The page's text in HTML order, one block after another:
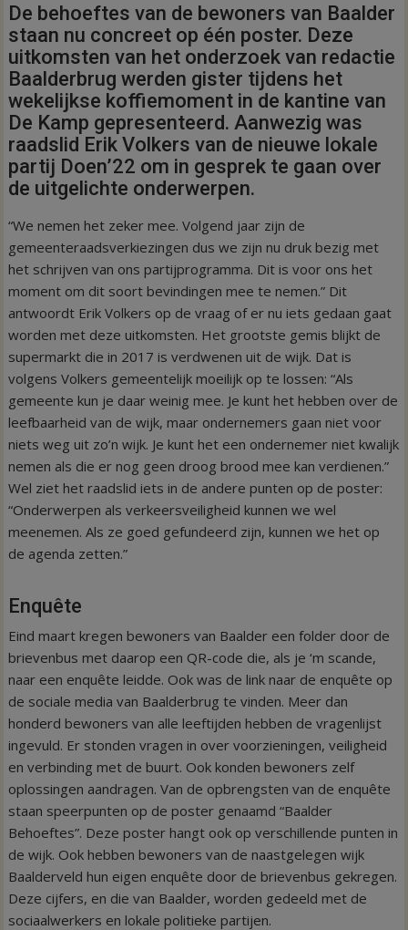
De behoeftes van de bewoners van Baalder
staan nu concreet op één poster. Deze
uitkomsten van het onderzoek van redactie
Baalderbrug werden gister tijdens het
wekelijkse koffiemoment in de kantine van
De Kamp gepresenteerd. Aanwezig was
raadslid Erik Volkers van de nieuwe lokale
partij Doen’22 om in gesprek te gaan over
de uitgelichte onderwerpen.
“We nemen het zeker mee. Volgend jaar zijn de
gemeenteraadsverkiezingen dus we zijn nu druk bezig met
het schrijven van ons partijprogramma. Dit is voor ons het
moment om dit soort bevindingen mee te nemen.” Dit
antwoordt Erik Volkers op de vraag of er nu iets gedaan gaat
worden met deze uitkomsten. Het grootste gemis blijkt de
supermarkt die in 2017 is verdwenen uit de wijk. Dat is
volgens Volkers gemeentelijk moeilijk op te lossen: “Als
gemeente kun je daar weinig mee. Je kunt het hebben over de
leefbaarheid van de wijk, maar ondernemers gaan niet voor
niets weg uit zo’n wijk. Je kunt het een ondernemer niet kwalijk
nemen als die er nog geen droog brood mee kan verdienen.”
Wel ziet het raadslid iets in de andere punten op de poster:
“Onderwerpen als verkeersveiligheid kunnen we wel
meenemen. Als ze goed gefundeerd zijn, kunnen we het op
de agenda zetten.”
Enquête
Eind maart kregen bewoners van Baalder een folder door de
brievenbus met daarop een QR-code die, als je ‘m scande,
naar een enquête leidde. Ook was de link naar de enquête op
de sociale media van Baalderbrug te vinden. Meer dan
honderd bewoners van alle leeftijden hebben de vragenlijst
ingevuld. Er stonden vragen in over voorzieningen, veiligheid
en verbinding met de buurt. Ook konden bewoners zelf
oplossingen aandragen. Van de opbrengsten van de enquête
staan speerpunten op de poster genaamd “Baalder
Behoeftes”. Deze poster hangt ook op verschillende punten in
de wijk. Ook hebben bewoners van de naastgelegen wijk
Baalderveld hun eigen enquête door de brievenbus gekregen.
Deze cijfers, en die van Baalder, worden gedeeld met de
sociaalwerkers en lokale politieke partijen.